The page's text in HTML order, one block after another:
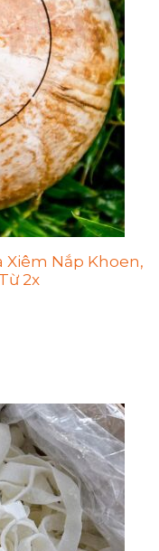
Xiêm Nắp Khoen,
2x